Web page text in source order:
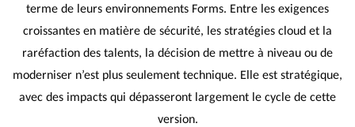
terme de leurs environnements Forms. Entre les exigences
croissantes en matière de sécurité, les stratégies cloud et la
raréfaction des talents, la décision de mettre à niveau ou de
moderniser n’est plus seulement technique. Elle est stratégique,
avec des impacts qui dépasseront largement le cycle de cette
version.